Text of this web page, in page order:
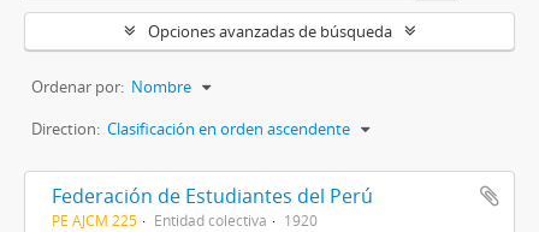
Opciones avanzadas de búsqueda
Ordenar por: Nombre
Direction: Clasificación en orden ascendente
Federación de Estudiantes del Perú
PE AJCM 225 Entidad colectiva 1920